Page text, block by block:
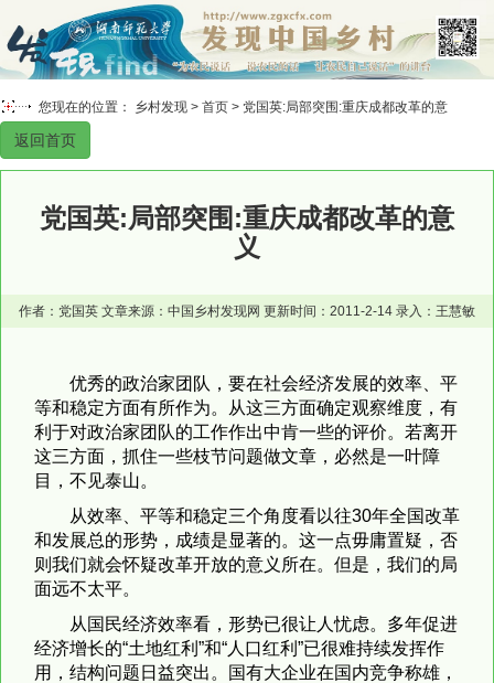
您现在的位置： 乡村发现 > 首页 > 党国英:局部突围:重庆成都改革的意
返回首页
党国英:局部突围:重庆成都改革的意
义
作者：党国英 文章来源：中国乡村发现网 更新时间：2011-2-14 录入：王慧敏
优秀的政治家团队，要在社会经济发展的效率、平
等和稳定方面有所作为。从这三方面确定观察维度，有
利于对政治家团队的工作作出中肯一些的评价。若离开
这三方面，抓住一些枝节问题做文章，必然是一叶障
目，不见泰山。
从效率、平等和稳定三个角度看以往30年全国改革
和发展总的形势，成绩是显著的。这一点毋庸置疑，否
则我们就会怀疑改革开放的意义所在。但是，我们的局
面远不太平。
从国民经济效率看，形势已很让人忧虑。多年促进
经济增长的“土地红利”和“人口红利”已很难持续发挥作
用，结构问题日益突出。国有大企业在国内竞争称雄，